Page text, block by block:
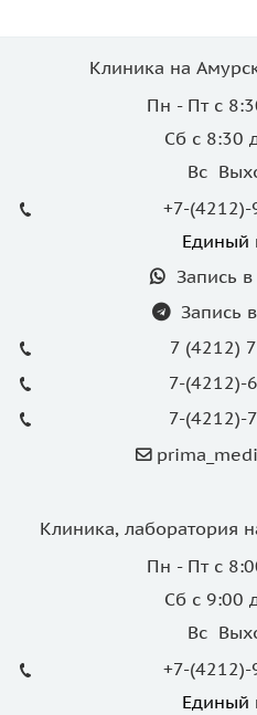
Клиника на
Пн - Пт с
Сб с 8:30
Вс
+7-
Единый
Запись
Запись
7 (4212)
7-(4212)-
7-(4212)-
Клиника, лаборатория
Пн - Пт с
Сб с 9:00
Вс
+7-
Единый